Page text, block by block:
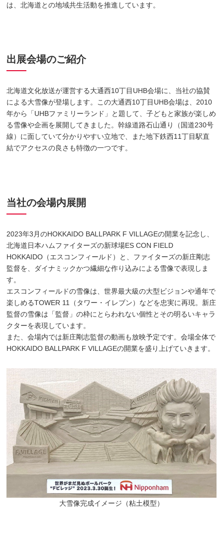
は、北海道との地域共生活動を推進しています。
出展会場のご紹介
北海道文化放送が運営する大通西10丁目UHB会場に、当社の協賛
による大雪像が登場します。この大通西10丁目UHB会場は、2010
年から「UHBファミリーランド」と題して、子どもと家族が楽しめ
る雪像や企画を展開してきました。幹線道路石山通り（国道230号
線）に面していて分かりやすい立地で、また地下鉄西11丁目駅直
結でアクセスの良さも特徴の一つです。
当社の会場内展開
2023年3月のHOKKAIDO BALLPARK F VILLAGEの開業を記念し、
北海道日本ハムファイターズの新球場ES CON FIELD
HOKKAIDO（エスコンフィールド）と、ファイターズの新庄剛志
監督を、ダイナミックかつ繊細な作り込みによる雪像で表現しま
す。
エスコンフィールドの雪像は、世界最大級の大型ビジョンや通年で
楽しめるTOWER 11（タワー・イレブン）などを忠実に再現。新庄
監督の雪像は「監督」の枠にとらわれない個性とその明るいキャラ
クターを表現しています。
また、会場内では新庄剛志監督の動画も放映予定です。会場全体で
HOKKAIDO BALLPARK F VILLAGEの開業を盛り上げていきます。
大雪像完成イメージ（粘土模型）